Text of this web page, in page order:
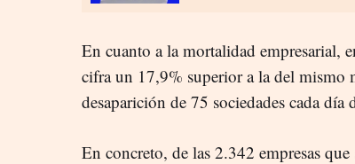
En cuanto a la mortalidad empresarial,
cifra un 17,9% superior a la del mismo
desaparición de 75 sociedades cada día
En concreto, de las 2.342 empresas